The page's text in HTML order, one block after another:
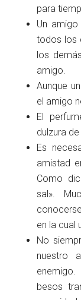
para
Un
todos los
los
amigo.
Aunque
el amigo
El
dulzura
Es
amistad
Como
sal».
en la cual
No
nuestro
besos